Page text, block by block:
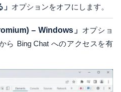
オプションをオフにします。
– Windows」 オプショ
ら Bing Chat へのアクセスを有